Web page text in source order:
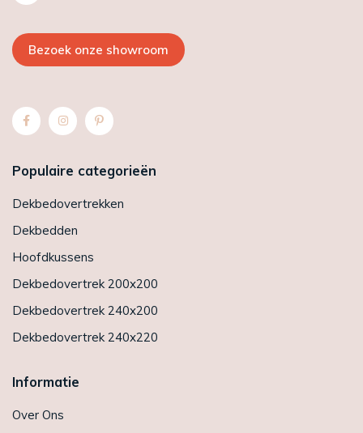
Bezoek onze showroom
Populaire categorieën
Dekbedovertrekken
Dekbedden
Hoofdkussens
Dekbedovertrek 200x200
Dekbedovertrek 240x200
Dekbedovertrek 240x220
Informatie
Over Ons